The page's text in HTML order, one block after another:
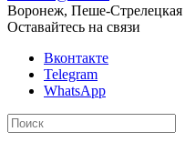
Воронеж, Пеше-Стрелецкая
Оставайтесь на связи
Вконтакте
Telegram
WhatsApp